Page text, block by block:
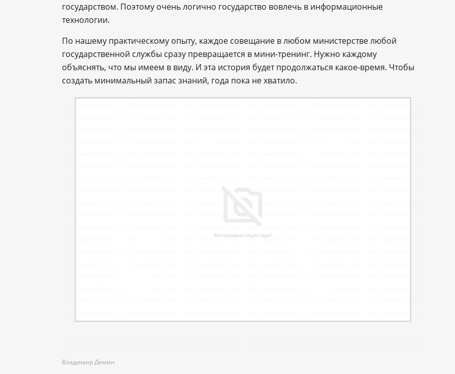
государством. Поэтому очень логично государство вовлечь в информационные
технологии.
По нашему практическому опыту, каждое совещание в любом министерстве любой
государственной службы сразу превращается в мини-тренинг. Нужно каждому
объяснять, что мы имеем в виду. И эта история будет продолжаться какое-время. Чтобы
создать минимальный запас знаний, года пока не хватило.
Владимир Демин